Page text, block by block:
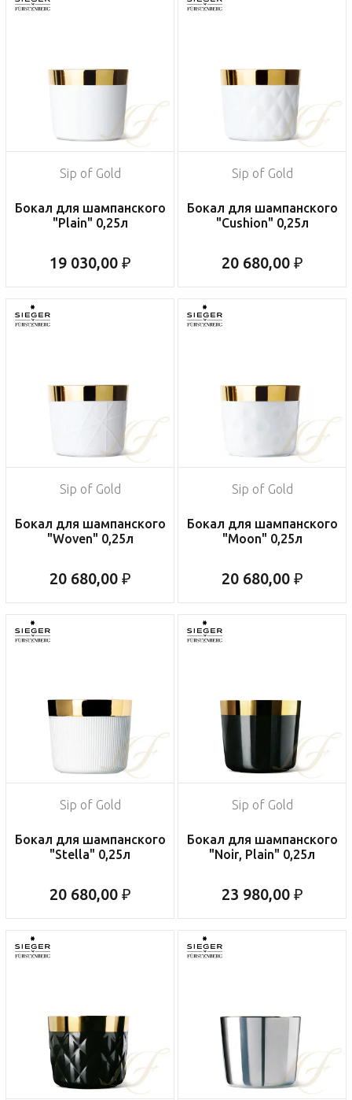
Sip of Gold
Бокал для шампанского
"Plain" 0,25л
19 030,00 ₽
Sip of Gold
Бокал для шампанского
"Cushion" 0,25л
20 680,00 ₽
Sip of Gold
Бокал для шампанского
"Woven" 0,25л
20 680,00 ₽
Sip of Gold
Бокал для шампанского
"Moon" 0,25л
20 680,00 ₽
Sip of Gold
Бокал для шампанского
"Stella" 0,25л
20 680,00 ₽
Sip of Gold
Бокал для шампанского
"Noir, Plain" 0,25л
23 980,00 ₽